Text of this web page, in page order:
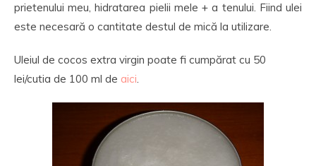
prietenului meu, hidratarea pielii mele + a tenului. Fiind ulei
este necesară o cantitate destul de mică la utilizare.
Uleiul de cocos extra virgin poate fi cumpărat cu 50
lei/cutia de 100 ml de aici.